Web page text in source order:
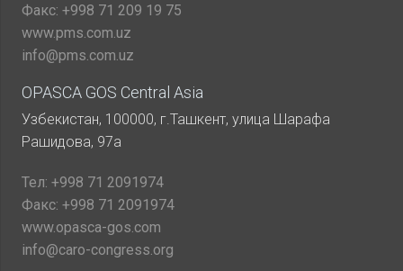
Факс: +998 71 209 19 75
www.pms.com.uz
info@pms.com.uz
OPASCA GOS Central Asia
Узбекистан, 100000, г.Ташкент, улица Шарафа
Рашидова, 97а
Тел: +998 71 2091974
Факс: +998 71 2091974
www.opasca-gos.com
info@caro-congress.org